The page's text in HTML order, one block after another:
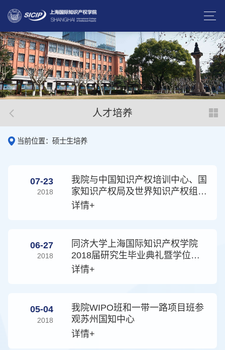
人才培养
当前位置：硕士生培养
07-23
2018
我院与中国知识产权培训中心、国
家知识产权局及世界知识产权组织
中国办事处合作开展学习培训活动
详情+
06-27
2018
同济大学上海国际知识产权学院
2018届研究生毕业典礼暨学位授
予仪式举行
详情+
05-04
2018
我院WIPO班和一带一路项目班参
观苏州国知中心
详情+